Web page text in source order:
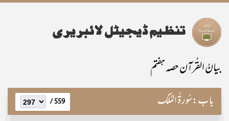
بیانُ القُرآن حصہ ہفتم
باب:سُورۃُ المُلْک 559 /